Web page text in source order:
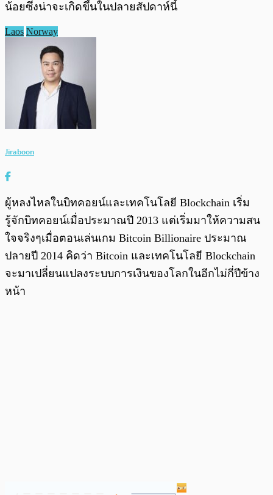
น้อยซึ่งน่าจะเกิดขึ้นในปลายสัปดาห์นี้
Laos Norway
Jiraboon
ผู้หลงไหลในบิทคอยน์และเทคโนโลยี Blockchain เริ่ม
รู้จักบิทคอยน์เมื่อประมาณปี 2013 แต่เริ่มมาให้ความสน
ใจจริงๆเมื่อตอนเล่นเกม Bitcoin Billionaire ประมาณ
ปลายปี 2014 คิดว่า Bitcoin และเทคโนโลยี Blockchain
จะมาเปลี่ยนแปลงระบบการเงินของโลกในอีกไม่กี่ปีข้าง
หน้า